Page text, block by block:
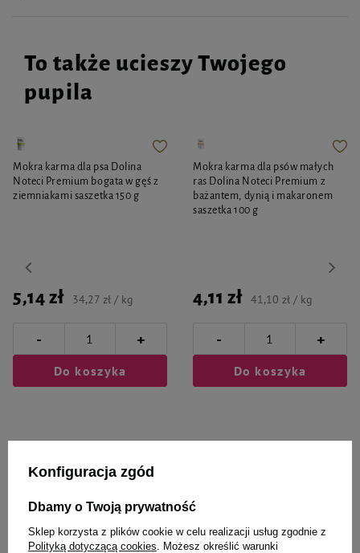
To także ucieszy Twojego
pupila
Mokra karma dla psa Dolina
Noteci Premium bogata w gęś z
ziemniakami saszetka 150 g
5,14 zł 34,27 zł / kg
- +
Do koszyka
Mokra karma dla psów małych
ras Dolina Noteci Premium z
bażantem, dynią i makaronem
saszetka 100 g
4,11 zł 41,10 zł / kg
- +
Do koszyka
Wybrane specjalnie dla
Ciebie i Twojego czworonoga
Konfiguracja zgód
Dbamy o Twoją prywatność
Sklep korzysta z plików cookie w celu realizacji usług zgodnie z
Polityką dotyczącą cookies. Możesz określić warunki